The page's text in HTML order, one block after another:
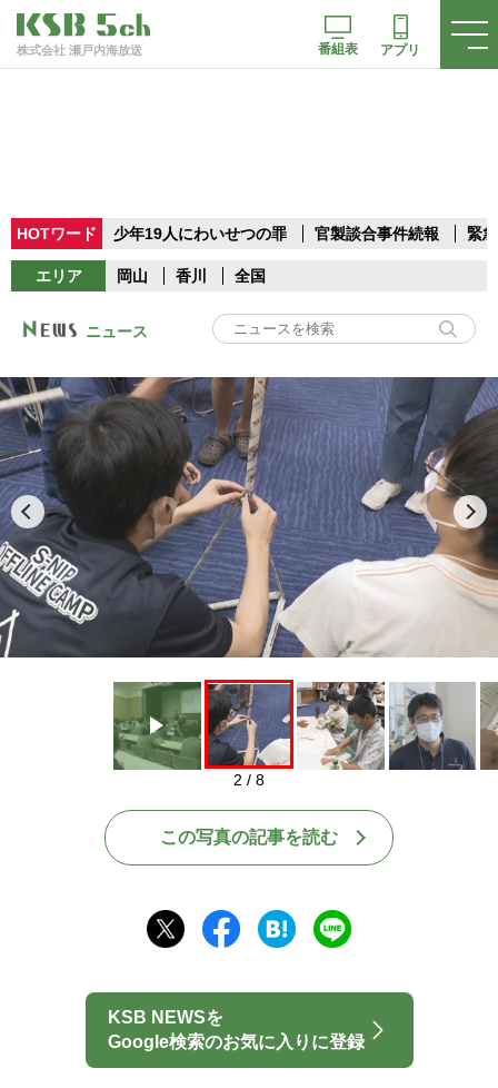
株式会社 瀬戸内海放送 番組表 アプリ
HOTワード 少年19人にわいせつの罪 官製談合事件続報 緊
エリア 岡山 香川 全国
ニュース
Play
2 / 8
この写真の記事を読む
KSB NEWSを
Google検索のお気に入りに登録